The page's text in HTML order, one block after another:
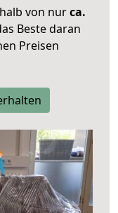
von nurca.
Beste daran
Preisen